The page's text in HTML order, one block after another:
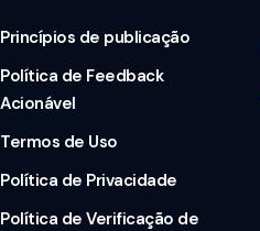
Princípios de publicação
Política de Feedback
Acionável
Termos de Uso
Política de Privacidade
Política de Verificação de